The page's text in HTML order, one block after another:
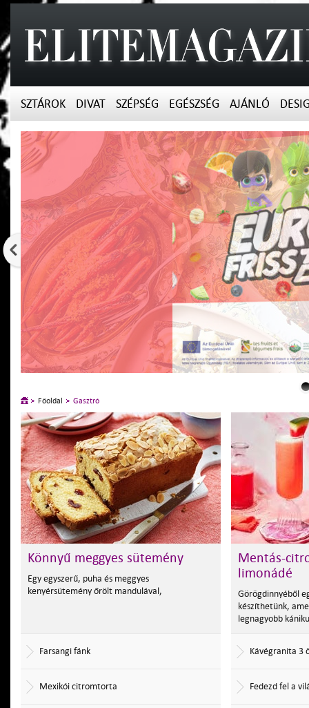
SZTÁROK DIVAT SZÉPSÉG EGÉSZSÉG AJÁNLÓ
Főoldal Gasztró
Könnyű meggyes sütemény
Egy egyszerű, puha és meggyes
kenyérsütemény őrölt mandulával,
Farsangi fánk
Mexikói citromtorta
Mentás-
limonádé
Görögdinnyéből
készíthetünk,
legnagyobb
Kávégranita 3
Fedezd fel a